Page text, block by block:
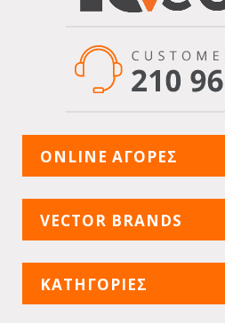
ONLINE ΑΓΟΡΕΣ
VECTOR BRANDS
ΚΑΤΗΓΟΡΙΕΣ